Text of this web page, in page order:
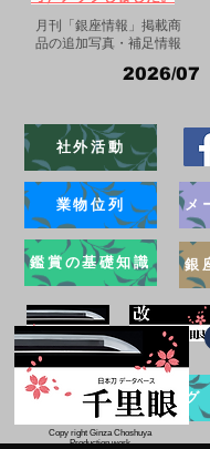
月刊「銀座情報」掲載商
品の追加写真・補足情報
2026/07
社外活動
業物位列
鑑賞の基礎知識
メ
銀
ブログ
Copy right Ginza Choshuya
Production work